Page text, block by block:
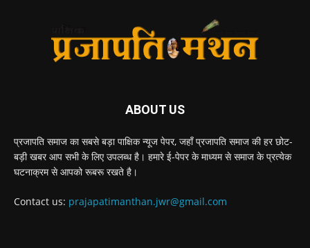
ABOUT US
प्रजापति समाज का सबसे बड़ा पाक्षिक न्यूज पेपर, जहाँ प्रजापति समाज की हर छोट-
बड़ी खबर आप सभी के लिए उपलब्ध है। हमारे ई-पेपर के माध्यम से समाज के प्रत्येक
घटनाक्रम से आपको रूबरू रखते है।
Contact us: prajapatimanthan.jwr@gmail.com